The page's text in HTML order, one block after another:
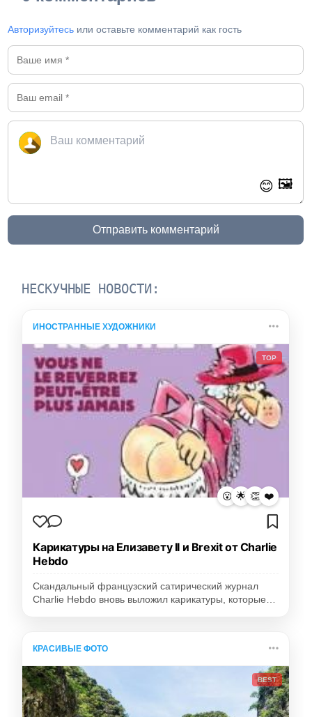
Авторизуйтесь или оставьте комментарий как гость
😊 🖼️
Отправить комментарий
НЕСКУЧНЫЕ НОВОСТИ:
ИНОСТРАННЫЕ ХУДОЖНИКИ
TOP
😮 🌟 👏 ❤️
Карикатуры на Елизавету II и Brexit от Charlie
Hebdo
Скандальный французский сатирический журнал
Charlie Hebdo вновь выложил карикатуры, которые…
КРАСИВЫЕ ФОТО
BEST